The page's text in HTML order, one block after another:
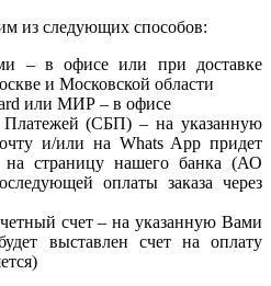
из следующих способов:
– в офисе или при доставке
и Московской области
или МИР – в офисе
(СБП) – на указанную
и/или на Whats App придет
на страницу нашего банка (АО
оплаты заказа через
счет – на указанную Вами
выставлен счет на оплату